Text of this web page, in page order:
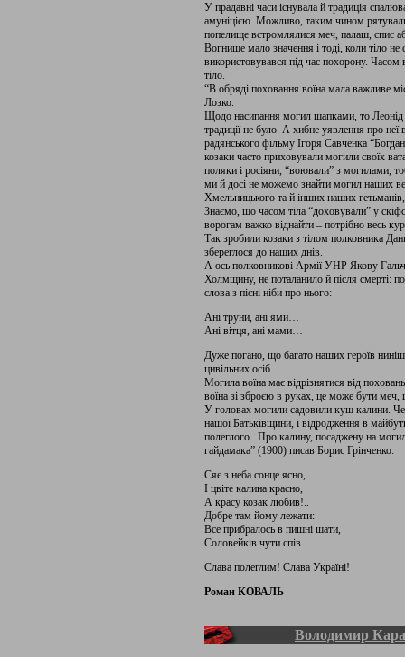
У прадавні часи існувала й традиція
амуніцією. Можливо, таким чином
попелище встромлялися меч, палаш, спис
Вогнище мало значення і тоді, коли тіло
використовувався під час похорону.
тіло.
“В обряді поховання воїна мала важливе
Лозко.
Щодо насипання могил шапками, то Леонід
традиції не було. А хибне уявлення про неї
радянського фільму Ігоря Савченка
козаки часто приховували могили своїх
поляки і росіяни, “воювали” з могилами,
ми й досі не можемо знайти могил наших
Хмельницького та й інших наших
Знаємо, що часом тіла “доховували” у
ворогам важко віднайти – потрібно весь
Так зробили козаки з тілом полковника
збереглося до наших днів.
А ось полковникові Армії УНР Якову
Холмщину, не поталанило й після смерті:
слова з пісні ніби про нього:
Ані труни, ані ями…
Ані вітця, ані мами…
Дуже погано, що багато наших героїв
цивільних осіб.
Могила воїна має відрізнятися від
воїна зі зброєю в руках, це може бути меч,
У головах могили садовили кущ калини.
нашої Батьківщини, і відродження в
полеглого. Про калину, посаджену на
гайдамака” (1900) писав Борис Грінченко:
Сяє з неба сонце ясно,
І цвіте калина красно,
А красу козак любив!..
Добре там йому лежати:
Все прибралось в пишні шати,
Соловейків чути спів...
Слава полеглим! Слава Україні!
Роман КОВАЛЬ
Володимир